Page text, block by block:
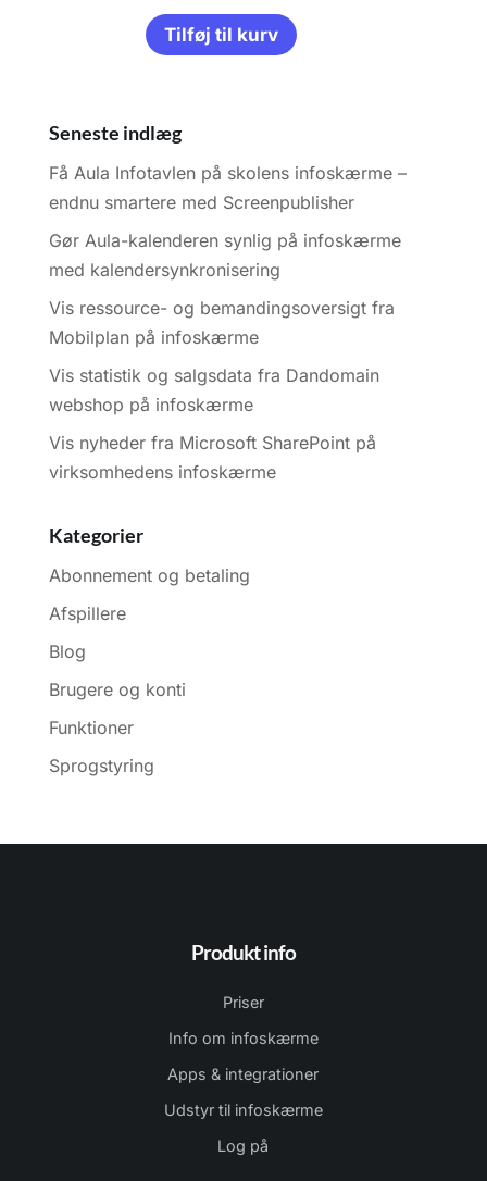
Tilføj til kurv
Seneste indlæg
Få Aula Infotavlen på skolens infoskærme –
endnu smartere med Screenpublisher
Gør Aula-kalenderen synlig på infoskærme
med kalendersynkronisering
Vis ressource- og bemandingsoversigt fra
Mobilplan på infoskærme
Vis statistik og salgsdata fra Dandomain
webshop på infoskærme
Vis nyheder fra Microsoft SharePoint på
virksomhedens infoskærme
Kategorier
Abonnement og betaling
Afspillere
Blog
Brugere og konti
Funktioner
Sprogstyring
Produkt info
Priser
Info om infoskærme
Apps & integrationer
Udstyr til infoskærme
Log på